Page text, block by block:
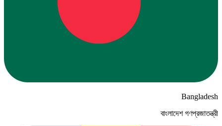
Bangladesh
বাংলাদেশ গণপ্রজাতন্ত্রী